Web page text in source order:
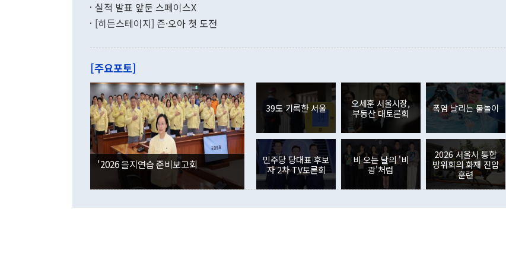
"우리의 선의대로 하는 게 과연 한반도의 평화와 안정에 플러스냐, 결론적
관은 업무보고 사후 브리핑에서 정 장관이 언급한 '4자 회담'에 대해 "이상
이 9월 러시아 블라디보스토크에서 열리는 '동방경제포럼(EEF)'을 언급하
며 "정부 차원에서 (참석을) 검토하고 있다"고 발언한 데 대해서도 조 장관
은 "그것은 외교부의 몫"이라며 "아직 거기까지 진도가 나가지 않았다"고
잘랐다. 정 장관이 이날 소개한 대북 구상과 설명은 정부 내 조율을 거치지
않았다는 점에서 문제가 있다. 특히 주적 표현 대체와 국호 사용, 9·19 군
사합의 복원, 4자회담 추진 등은 통일부 장관이 결정할 사안이 아니어서 월
권이라는 지적이 나오고 있다. 이 대통령은 정 장관의 업무보고를 듣고 난
뒤 "여기 업무보고에 발표했다고 승인난 건 아니다"라고 재차 확인했다. 정
부의 한 소식통은 "정 장관의 발언 내용은 대부분 국가안전보장회의(NSC)
를 거쳐 결정된 사안이 아닌 정 장관의 개인적 생각에 가깝다"며 "안보 관
련 부처 장관이 정부의 공식 정책이 아닌 사안을 추진하겠다고 업무보고를
하고 대통령의 면전에서 '국군통수권자가 나서야 한다'고 주장한 것은 심각
기록했지만 지식재산권사용료수지는 전월 흑자에서 4억4000만달러 적자
로 전환됐다. 본원소득수지는 배당소득을 중심으로 32억7000만달러 흑자
는 배당수입이 늘어난 데다 전월 분기배당에 따른 기저효과로 배당지급이
였던 올해 3월(369억9000만달러)을 넘어선 것이다. 직접투자에서는 내국
인의 해외투자가 80억1000만달러, 외국인의 국내투자가 46억3000만달러
각각 증가했다. 증권투자에서는 외국인의 국내 주식 매도세가 이어졌다. 외
국인의 국내 주식 투자는 차익실현 매도 등의 영향으로 316억1000만달러
감소하며 전월(-310억5000만달러)에 이어 역대 최대 순매도 기록을 다시
경신했다. 외국인의 국내 채권투자는 세계국채지수(WGBI) 자금 유입에도
분기 말 만기도래 영향으로 증가 폭이 줄어든 52억9000만달러를 기록했
다. 내국인의 해외 증권투자는 주식을 중심으로 35억6000만달러 증가했
다. eoyn2@newspim.com
실적 발표 앞둔 스페이스X
[히든스테이지] 즌·오아 첫 도전
[주요포토]
'2026 을지연습 준비보고회
39도 기록한 서울
오세훈 서울시장,
부동산 대토론회
폭염 날리는 물놀이
민주당 당대표 후보
자 2차 TV토론회
비 오는 날의 '비
광'처럼
2026 서울시 통합
방위회의 화재 진압
훈련